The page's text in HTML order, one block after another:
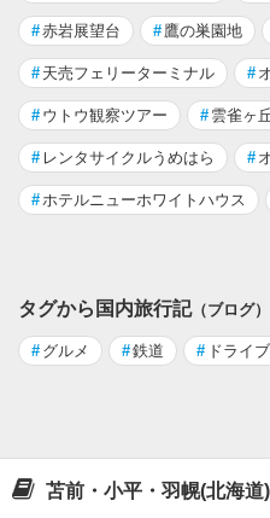
#赤岩展望台 # 鷹の巣園地
# 天売フェリーターミナル #
# ウトウ観察ツアー # 雲雀ヶ
# レンタサイクルうめはら #
#ホテルニューホワイトハウス
タグから国内旅行記（ブログ）
# グルメ #鉄道 # ドライブ
苫前・小平・羽幌(北海道